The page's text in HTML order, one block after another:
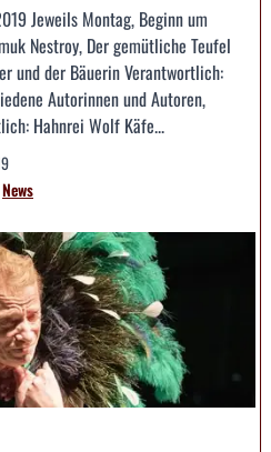
Jeweils Montag, Beginn um
Nestroy, Der gemütliche Teufel
und der Bäuerin Verantwortlich:
Autorinnen und Autoren,
Hahnrei Wolf Käfe...
News